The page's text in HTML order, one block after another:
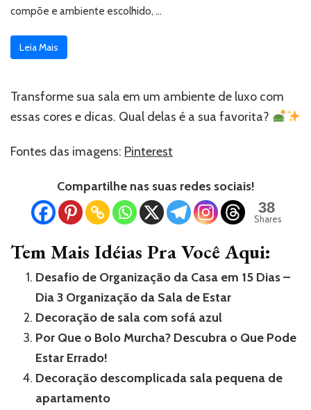
compõe e ambiente escolhido, …
Leia Mais
Transforme sua sala em um ambiente de luxo com
essas cores e dicas. Qual delas é a sua favorita?
Fontes das imagens: Pinterest
Compartilhe nas suas redes sociais!
38
Shares
Tem Mais Idéias Pra Você Aqui:
Desafio de Organização da Casa em 15 Dias –
Dia 3 Organização da Sala de Estar
Decoração de sala com sofá azul
Por Que o Bolo Murcha? Descubra o Que Pode
Estar Errado!
Decoração descomplicada sala pequena de
apartamento